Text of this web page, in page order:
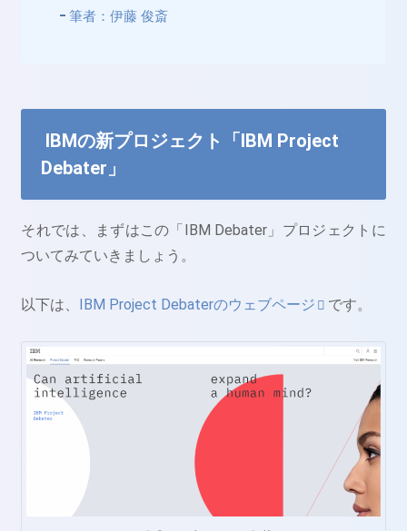
筆者：伊藤 俊斎
IBMの新プロジェクト「IBM Project
Debater」
それでは、まずはこの「IBM Debater」プロジェクトに
ついてみていきましょう。
以下は、 IBM Project Debaterのウェブページ です。